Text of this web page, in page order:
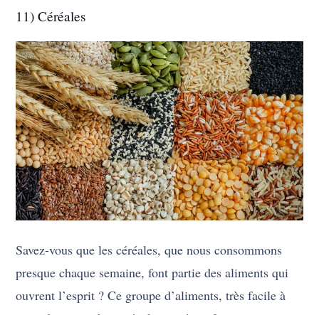
11) Céréales
Savez-vous que les céréales, que nous consommons
presque chaque semaine, font partie des aliments qui
ouvrent l’esprit ? Ce groupe d’aliments, très facile à